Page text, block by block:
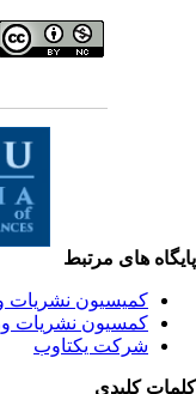
های مرتبط
کمیسیون نشریات
کمسیون نشریات
شرکت یکتاوب
کلیدی